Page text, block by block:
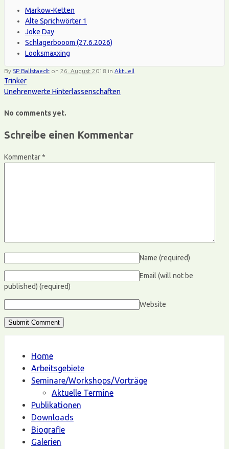
Markow-Ketten
Alte Sprichwörter 1
Joke Day
Schlagerbooom (27.6.2026)
Looksmaxxing
By SP Ballstaedt on 26. August 2018 in Aktuell
Trinker
Unehrenwerte Hinterlassenschaften
No comments yet.
Schreibe einen Kommentar
Kommentar*
Name (required)
Email (will not be
published) (required)
Website
Home
Arbeitsgebiete
Seminare/Workshops/Vorträge
Aktuelle Termine
Publikationen
Downloads
Biografie
Galerien